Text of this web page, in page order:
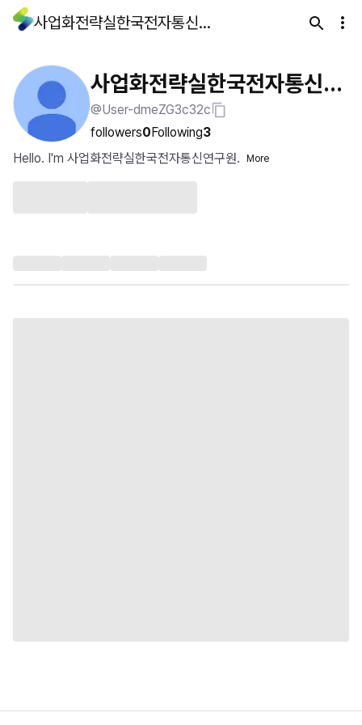
사업화전략실한국전자통신연구원
사업화전략실한국전자통신연
구원
@User-dmeZG3c32c
followers0Following3
Hello. I'm 사업화전략실한국전자통신연구원.
More